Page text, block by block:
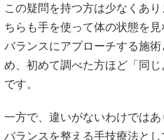
この疑問を持つ方は少なくあ
ちらも手を使って体の状態を
バランスにアプローチする施
め、初めて調べた方ほど「同
です。
一方で、違いがないわけでは
バランスを整える手技療法と